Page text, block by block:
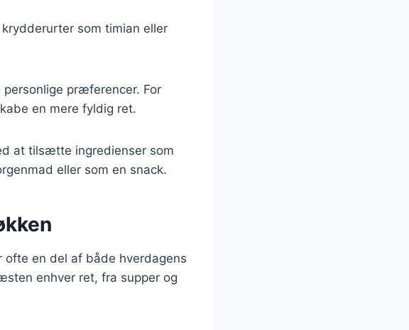
som timian eller
præferencer. For
en mere fyldig ret.
at tilsætte ingredienser som
eller som en snack.
ofte en del af både hverdagens
enhver ret, fra supper og